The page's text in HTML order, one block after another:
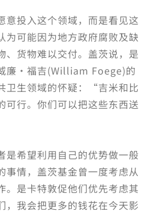
意投入这个领域，而是看见这
为可能因为地方政府腐败及缺
、货物难以交付。盖茨说，是
廉·福吉(William Foege)的
卫生领域的怀疑：“吉米和比
行。你们可以把这些东西送
是希望利用自己的优势做一般
事情，盖茨基金曾一度考虑从
。是卡特敦促他们优先考虑其
我会把更多的钱花在今天影